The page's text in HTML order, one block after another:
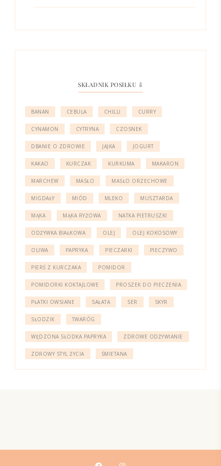
SKŁADNIK POSIŁKU ⇩
BANAN CEBULA CHILLI CURRY
CYNAMON CYTRYNA CZOSNEK
DBANIE O ZDROWIE JAJKA JOGURT
KAKAO KURCZAK KURKUMA MAKARON
MARCHEW MASŁO MASŁO ORZECHOWE
MIGDAŁY MIÓD MLEKO MUSZTARDA
MĄKA MĄKA RYŻOWA NATKA PIETRUSZKI
ODŻYWKA BIAŁKOWA OLEJ OLEJ KOKOSOWY
OLIWA PAPRYKA PIECZARKI PIECZYWO
PIERŚ Z KURCZAKA POMIDOR
POMIDORKI KOKTAJLOWE PROSZEK DO PIECZENIA
PŁATKI OWSIANE SAŁATA SER SKYR
SŁODZIK TWARÓG
WĘDZONA SŁODKA PAPRYKA ZDROWE ODŻYWIANIE
ZDROWY STYL ŻYCIA ŚMIETANA